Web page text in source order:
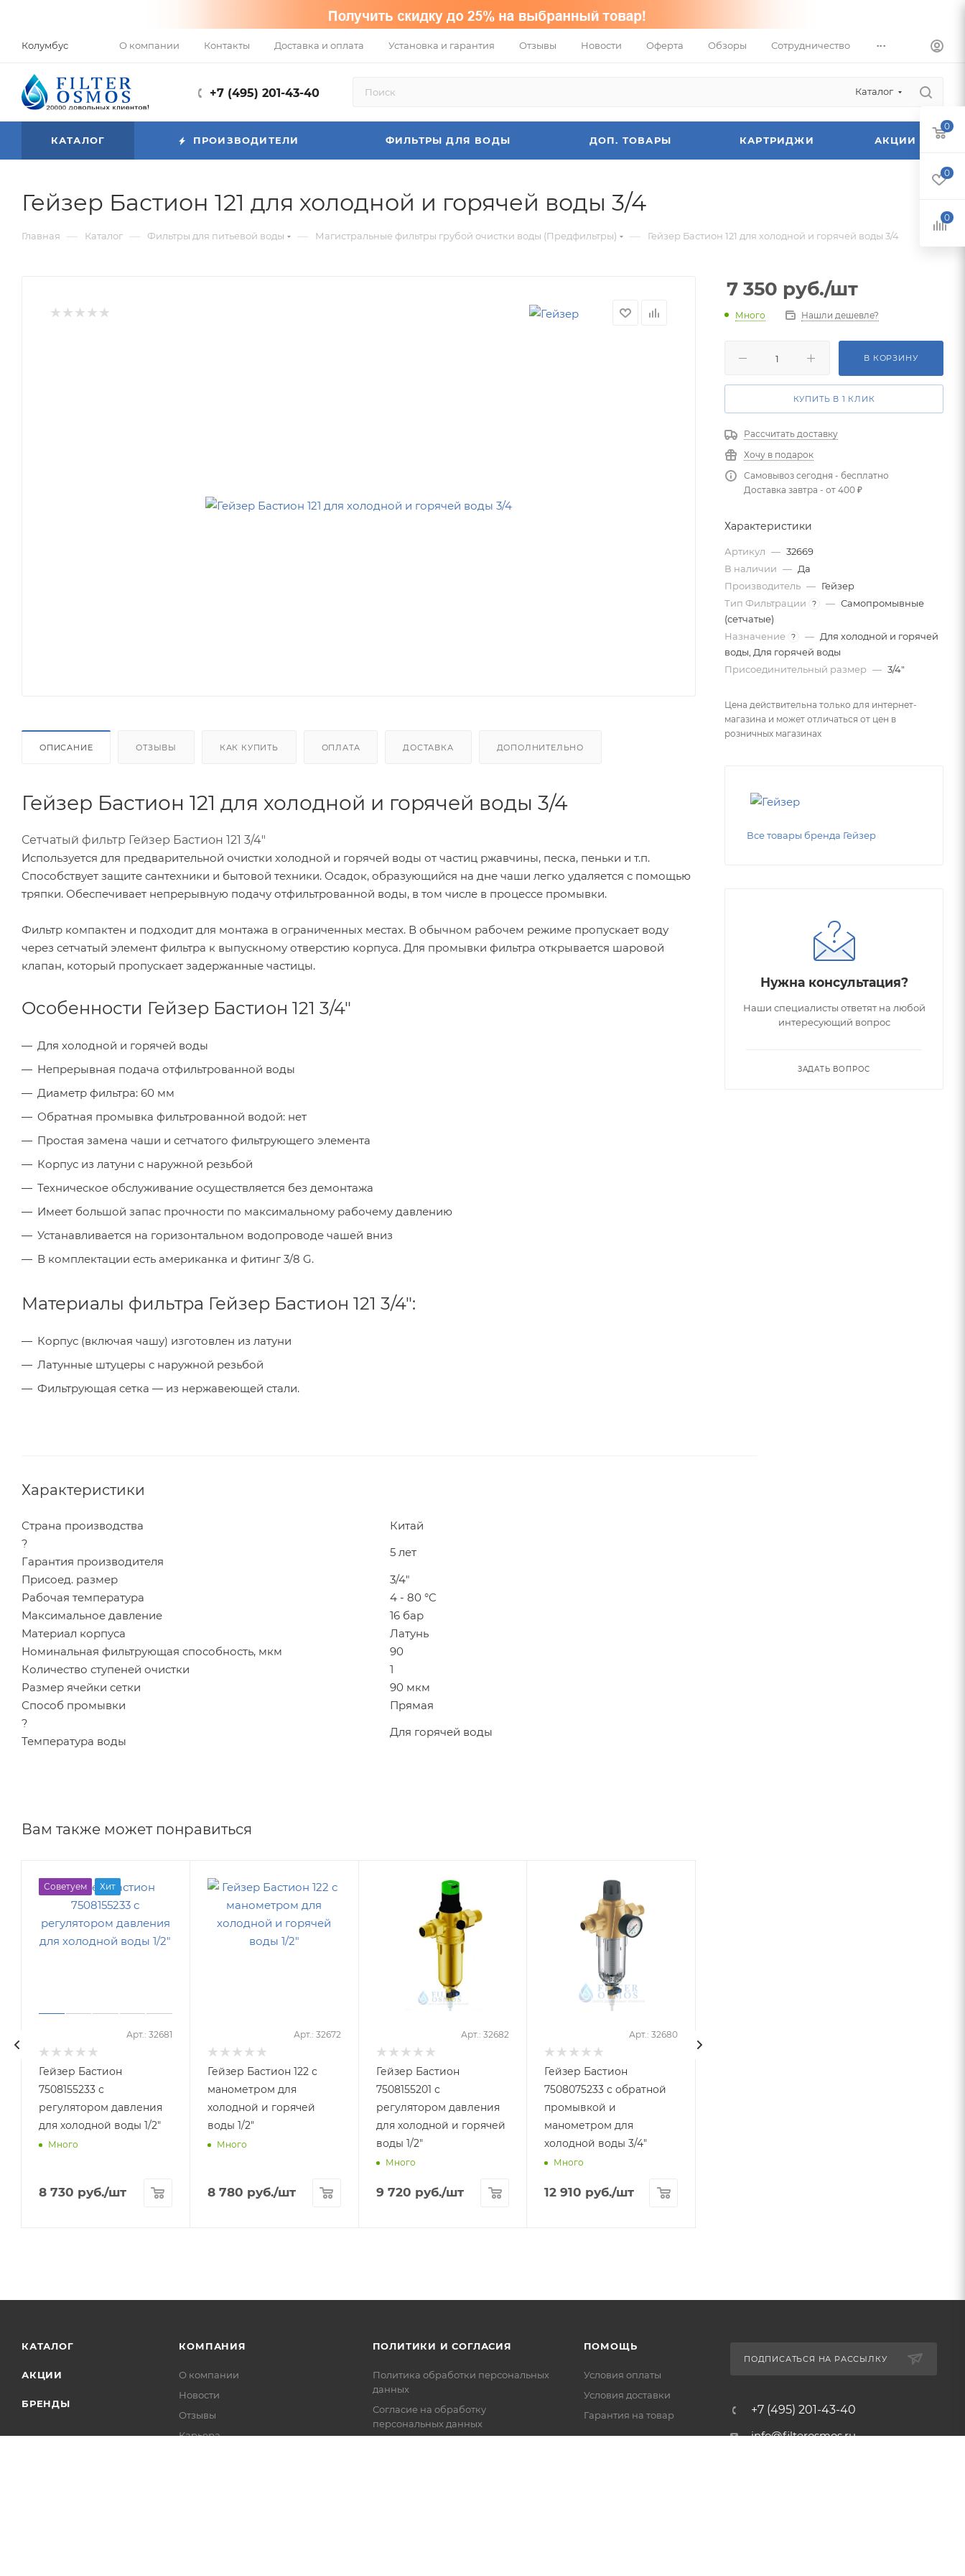
Колумбус О компании Контакты Доставка и оплата Установка и гарантия Отзывы Новости Оферта Обзоры Сотрудничество ...
+7 (495) 201-43-40 Каталог
КАТАЛОГ ПРОИЗВОДИТЕЛИ ФИЛЬТРЫ ДЛЯ ВОДЫ ДОП. ТОВАРЫ КАРТРИДЖИ АКЦИИ
Гейзер Бастион 121 для холодной и горячей воды 3/4
Главная — Каталог — Фильтры для питьевой воды — Магистральные фильтры грубой очистки воды (Предфильтры) — Гейзер Бастион 121 для холодной и горячей воды 3/4
ОПИСАНИЕ ОТЗЫВЫ КАК КУПИТЬ ОПЛАТА ДОСТАВКА ДОПОЛНИТЕЛЬНО
Гейзер Бастион 121 для холодной и горячей воды 3/4
Сетчатый фильтр Гейзер Бастион 121 3/4"
Используется для предварительной очистки холодной и горячей воды от частиц ржавчины, песка, пеньки и т.п.
Способствует защите сантехники и бытовой техники. Осадок, образующийся на дне чаши легко удаляется с помощью
тряпки. Обеспечивает непрерывную подачу отфильтрованной воды, в том числе в процессе промывки.
Фильтр компактен и подходит для монтажа в ограниченных местах. В обычном рабочем режиме пропускает воду
через сетчатый элемент фильтра к выпускному отверстию корпуса. Для промывки фильтра открывается шаровой
клапан, который пропускает задержанные частицы.
Особенности Гейзер Бастион 121 3/4"
Для холодной и горячей воды
Непрерывная подача отфильтрованной воды
Диаметр фильтра: 60 мм
Обратная промывка фильтрованной водой: нет
Простая замена чаши и сетчатого фильтрующего элемента
Корпус из латуни с наружной резьбой
Техническое обслуживание осуществляется без демонтажа
Имеет большой запас прочности по максимальному рабочему давлению
Устанавливается на горизонтальном водопроводе чашей вниз
В комплектации есть американка и фитинг 3/8 G.
Материалы фильтра Гейзер Бастион 121 3/4":
Корпус (включая чашу) изготовлен из латуни
Латунные штуцеры с наружной резьбой
Фильтрующая сетка — из нержавеющей стали.
Характеристики
Страна производства
Китай
?
Гарантия производителя
5 лет
Присоед. размер
3/4"
Рабочая температура
4 - 80 °C
Максимальное давление
16 бар
Материал корпуса
Латунь
Номинальная фильтрующая способность, мкм
90
Количество ступеней очистки
1
Размер ячейки сетки
90 мкм
Способ промывки
Прямая
?
Температура воды
Для горячей воды
Вам также может понравиться
Советуем Хит
Арт.: 32681
Гейзер Бастион
7508155233 с
регулятором давления
для холодной воды 1/2"
Много
8 730 руб./шт
Арт.: 32672
Гейзер Бастион 122 с
манометром для
холодной и горячей
воды 1/2"
Много
8 780 руб./шт
Арт.: 32682
Гейзер Бастион
7508155201 с
регулятором давления
для холодной и горячей
воды 1/2"
Много
9 720 руб./шт
Арт.: 32680
Гейзер Бастион
7508075233 с обратной
промывкой и
манометром для
холодной воды 3/4"
Много
12 910 руб./шт
7 350 руб./шт
Много Нашли дешевле?
В КОРЗИНУ
КУПИТЬ В 1 КЛИК
Рассчитать доставку
Хочу в подарок
Самовывоз сегодня - бесплатно
Доставка завтра - от 400 ₽
Характеристики
Артикул — 32669
В наличии — Да
Производитель — Гейзер
Тип Фильтрации
? — Самопромывные
(сетчатые)
Назначение ? — Для холодной и горячей
воды, Для горячей воды
Присоединительный размер — 3/4"
Цена действительна только для интернет-
магазина и может отличаться от цен в
розничных магазинах
Все товары бренда Гейзер
Нужна консультация?
Наши специалисты ответят на любой
интересующий вопрос
ЗАДАТЬ ВОПРОС
КАТАЛОГ
АКЦИИ
БРЕНДЫ
КОМПАНИЯ
О компании
Новости
Отзывы
Карьера
ПОЛИТИКИ И СОГЛАСИЯ
Политика обработки персональных
данных
Согласие на обработку
персональных данных
ПОМОЩЬ
Условия оплаты
Условия доставки
Гарантия на товар
ПОДПИСАТЬСЯ НА РАССЫЛКУ
+7 (495) 201-43-40
info@filterosmos.ru
0
0
0